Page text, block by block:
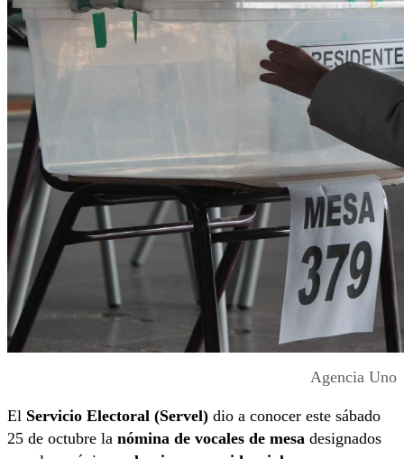
Agencia Uno
El Servicio Electoral (Servel) dio a conocer este sábado
25 de octubre la nómina de vocales de mesa designados